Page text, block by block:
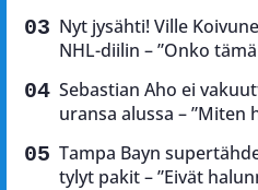
Nyt jysähti! Ville
NHL-diilin – ”Onko
Sebastian Aho ei
uransa alussa – ”Miten
Tampa Bayn
tylyt pakit – ”Eivät